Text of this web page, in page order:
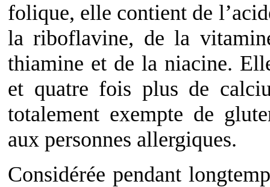
folique, elle contient de
la riboflavine, de la
thiamine et de la niacine.
et quatre fois plus de
totalement exempte de
aux personnes allergiques.
Considérée pendant